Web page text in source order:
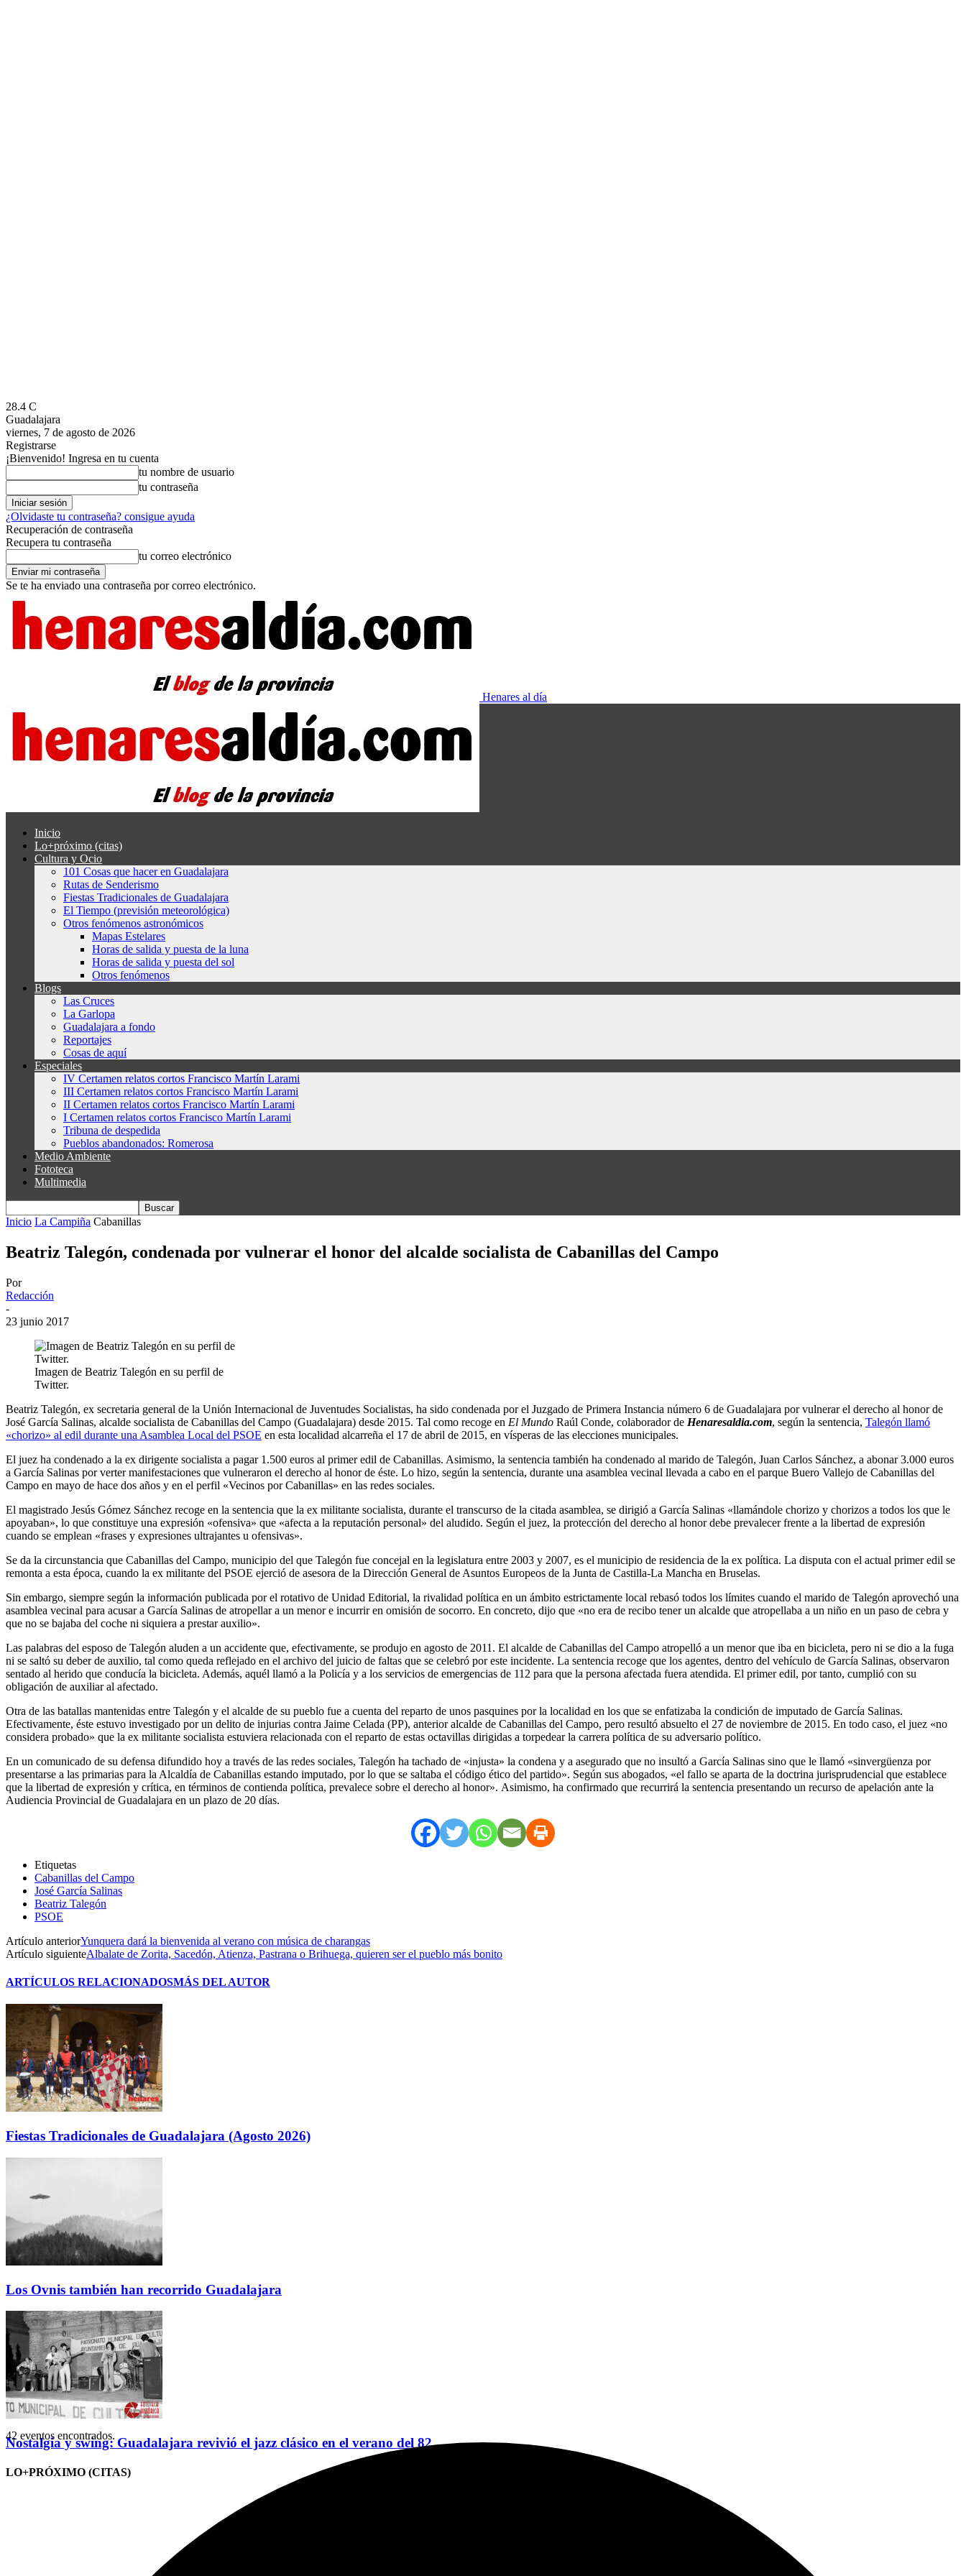
28.4 C
Guadalajara
viernes, 7 de agosto de 2026
Registrarse
¡Bienvenido! Ingresa en tu cuenta
tu nombre de usuario
tu contraseña
¿Olvidaste tu contraseña? consigue ayuda
Recuperación de contraseña
Recupera tu contraseña
tu correo electrónico
Se te ha enviado una contraseña por correo electrónico.
Henares al día
Inicio
Lo+próximo (citas)
Cultura y Ocio
101 Cosas que hacer en Guadalajara
Rutas de Senderismo
Fiestas Tradicionales de Guadalajara
El Tiempo (previsión meteorológica)
Otros fenómenos astronómicos
Mapas Estelares
Horas de salida y puesta de la luna
Horas de salida y puesta del sol
Otros fenómenos
Blogs
Las Cruces
La Garlopa
Guadalajara a fondo
Reportajes
Cosas de aquí
Especiales
IV Certamen relatos cortos Francisco Martín Larami
III Certamen relatos cortos Francisco Martín Larami
II Certamen relatos cortos Francisco Martín Larami
I Certamen relatos cortos Francisco Martín Larami
Tribuna de despedida
Pueblos abandonados: Romerosa
Medio Ambiente
Fototeca
Multimedia
Inicio La Campiña Cabanillas
Beatriz Talegón, condenada por vulnerar el honor del alcalde socialista de Cabanillas del Campo
Por
Redacción
-
23 junio 2017
Imagen de Beatriz Talegón en su perfil de
Twitter.
Beatriz Talegón, ex secretaria general de la Unión Internacional de Juventudes Socialistas, ha sido condenada por el Juzgado de Primera Instancia número 6 de Guadalajara por vulnerar el derecho al honor de
José García Salinas, alcalde socialista de Cabanillas del Campo (Guadalajara) desde 2015. Tal como recoge en El Mundo Raúl Conde, colaborador de Henaresaldia.com, según la sentencia, Talegón llamó
«chorizo» al edil durante una Asamblea Local del PSOE en esta localidad alcarreña el 17 de abril de 2015, en vísperas de las elecciones municipales.
El juez ha condenado a la ex dirigente socialista a pagar 1.500 euros al primer edil de Cabanillas. Asimismo, la sentencia también ha condenado al marido de Talegón, Juan Carlos Sánchez, a abonar 3.000 euros
a García Salinas por verter manifestaciones que vulneraron el derecho al honor de éste. Lo hizo, según la sentencia, durante una asamblea vecinal llevada a cabo en el parque Buero Vallejo de Cabanillas del
Campo en mayo de hace dos años y en el perfil «Vecinos por Cabanillas» en las redes sociales.
El magistrado Jesús Gómez Sánchez recoge en la sentencia que la ex militante socialista, durante el transcurso de la citada asamblea, se dirigió a García Salinas «llamándole chorizo y chorizos a todos los que le
apoyaban», lo que constituye una expresión «ofensiva» que «afecta a la reputación personal» del aludido. Según el juez, la protección del derecho al honor debe prevalecer frente a la libertad de expresión
cuando se emplean «frases y expresiones ultrajantes u ofensivas».
Se da la circunstancia que Cabanillas del Campo, municipio del que Talegón fue concejal en la legislatura entre 2003 y 2007, es el municipio de residencia de la ex política. La disputa con el actual primer edil se
remonta a esta época, cuando la ex militante del PSOE ejerció de asesora de la Dirección General de Asuntos Europeos de la Junta de Castilla-La Mancha en Bruselas.
Sin embargo, siempre según la información publicada por el rotativo de Unidad Editorial, la rivalidad política en un ámbito estrictamente local rebasó todos los límites cuando el marido de Talegón aprovechó una
asamblea vecinal para acusar a García Salinas de atropellar a un menor e incurrir en omisión de socorro. En concreto, dijo que «no era de recibo tener un alcalde que atropellaba a un niño en un paso de cebra y
que no se bajaba del coche ni siquiera a prestar auxilio».
Las palabras del esposo de Talegón aluden a un accidente que, efectivamente, se produjo en agosto de 2011. El alcalde de Cabanillas del Campo atropelló a un menor que iba en bicicleta, pero ni se dio a la fuga
ni se saltó su deber de auxilio, tal como queda reflejado en el archivo del juicio de faltas que se celebró por este incidente. La sentencia recoge que los agentes, dentro del vehículo de García Salinas, observaron
sentado al herido que conducía la bicicleta. Además, aquél llamó a la Policía y a los servicios de emergencias de 112 para que la persona afectada fuera atendida. El primer edil, por tanto, cumplió con su
obligación de auxiliar al afectado.
Otra de las batallas mantenidas entre Talegón y el alcalde de su pueblo fue a cuenta del reparto de unos pasquines por la localidad en los que se enfatizaba la condición de imputado de García Salinas.
Efectivamente, éste estuvo investigado por un delito de injurias contra Jaime Celada (PP), anterior alcalde de Cabanillas del Campo, pero resultó absuelto el 27 de noviembre de 2015. En todo caso, el juez «no
considera probado» que la ex militante socialista estuviera relacionada con el reparto de estas octavillas dirigidas a torpedear la carrera política de su adversario político.
En un comunicado de su defensa difundido hoy a través de las redes sociales, Talegón ha tachado de «injusta» la condena y a asegurado que no insultó a García Salinas sino que le llamó «sinvergüenza por
presentarse a las primarias para la Alcaldía de Cabanillas estando imputado, por lo que se saltaba el código ético del partido». Según sus abogados, «el fallo se aparta de la doctrina jurisprudencial que establece
que la libertad de expresión y crítica, en términos de contienda política, prevalece sobre el derecho al honor». Asimismo, ha confirmado que recurrirá la sentencia presentando un recurso de apelación ante la
Audiencia Provincial de Guadalajara en un plazo de 20 días.
Etiquetas
Cabanillas del Campo
José García Salinas
Beatriz Talegón
PSOE
Artículo anteriorYunquera dará la bienvenida al verano con música de charangas
Artículo siguienteAlbalate de Zorita, Sacedón, Atienza, Pastrana o Brihuega, quieren ser el pueblo más bonito
ARTÍCULOS RELACIONADOSMÁS DEL AUTOR
Fiestas Tradicionales de Guadalajara (Agosto 2026)
Los Ovnis también han recorrido Guadalajara
Nostalgia y swing: Guadalajara revivió el jazz clásico en el verano del 82
LO+PRÓXIMO (CITAS)
42 eventos encontrados.